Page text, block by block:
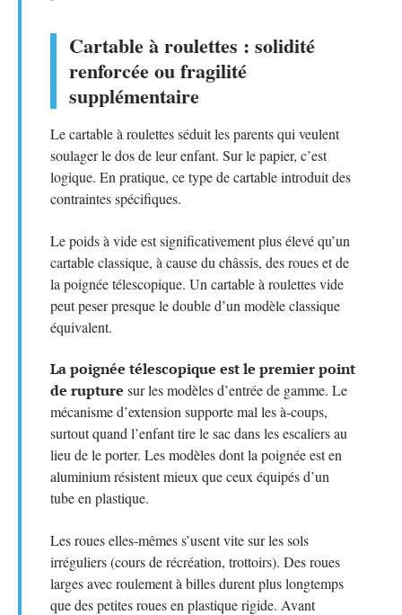
Cartable à roulettes : solidité
renforcée ou fragilité
supplémentaire
Le cartable à roulettes séduit les parents qui veulent
soulager le dos de leur enfant. Sur le papier, c’est
logique. En pratique, ce type de cartable introduit des
contraintes spécifiques.
Le poids à vide est significativement plus élevé qu’un
cartable classique, à cause du châssis, des roues et de
la poignée télescopique. Un cartable à roulettes vide
peut peser presque le double d’un modèle classique
équivalent.
La poignée télescopique est le premier point
de rupture sur les modèles d’entrée de gamme. Le
mécanisme d’extension supporte mal les à-coups,
surtout quand l’enfant tire le sac dans les escaliers au
lieu de le porter. Les modèles dont la poignée est en
aluminium résistent mieux que ceux équipés d’un
tube en plastique.
Les roues elles-mêmes s’usent vite sur les sols
irréguliers (cours de récréation, trottoirs). Des roues
larges avec roulement à billes durent plus longtemps
que des petites roues en plastique rigide. Avant